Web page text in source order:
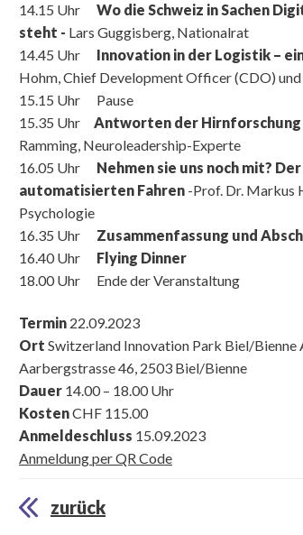
14.15 Uhr Wo die Schweiz in Sachen
steht - Lars Guggisberg, Nationalrat
14.45 Uhr Innovation in der Logistik –
Hohm, Chief Development Officer (CDO) und
15.15 Uhr Pause
15.35 Uhr Antworten der Hirnforschung
Ramming, Neuroleadership-Experte
16.05 Uhr Nehmen sie uns noch mit?
automatisierten Fahren -Prof. Dr. Markus
Psychologie
16.35 Uhr Zusammenfassung und
16.40 Uhr Flying Dinner
18.00 Uhr Ende der Veranstaltung
Termin 22.09.2023
Ort Switzerland Innovation Park Biel/Bienne
Aarbergstrasse 46, 2503 Biel/Bienne
Dauer 14.00 – 18.00 Uhr
KostenCHF 115.00
Anmeldeschluss 15.09.2023
Anmeldung per QR Code
zurück